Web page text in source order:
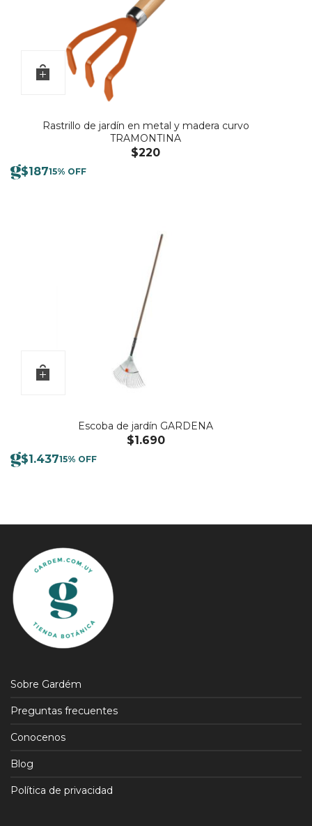
Rastrillo de jardín en metal y madera curvo
TRAMONTINA
$220
$18715% OFF
Escoba de jardín GARDENA
$1.690
$1.43715% OFF
Sobre Gardém
Preguntas frecuentes
Conocenos
Blog
Política de privacidad